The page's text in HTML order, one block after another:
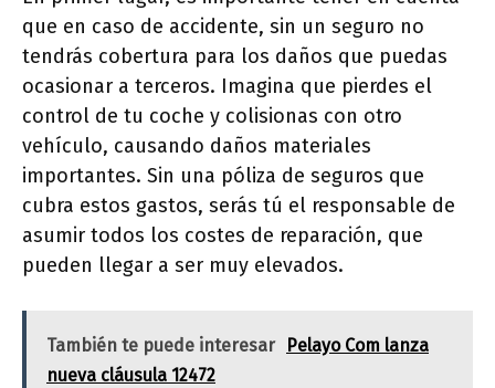
que en caso de accidente, sin un seguro no
tendrás cobertura para los daños que puedas
ocasionar a terceros. Imagina que pierdes el
control de tu coche y colisionas con otro
vehículo, causando daños materiales
importantes. Sin una póliza de seguros que
cubra estos gastos, serás tú el responsable de
asumir todos los costes de reparación, que
pueden llegar a ser muy elevados.
También te puede interesar
Pelayo Com lanza
nueva cláusula 12472